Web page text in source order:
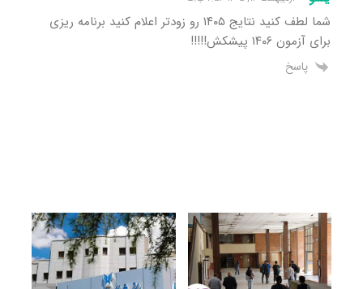
شما لطف کنید نتایج ۱۴۰۵ رو زودتر اعلام کنید برنامه ریزی
برای آزمون ۱۴۰۶ پیشکش!!!!!
پاسخ